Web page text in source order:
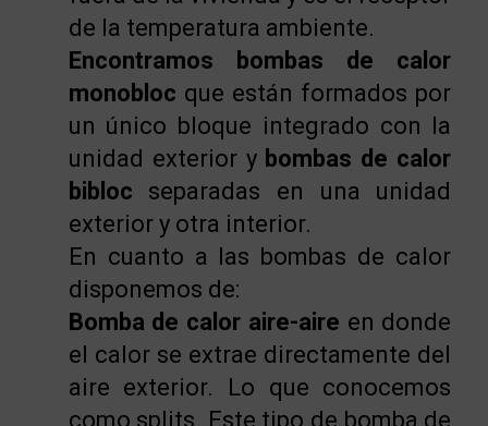
de la temperatura ambiente.
Encontramos bombas de calor
monobloc que están formados por
un único bloque integrado con la
unidad exterior y bombas de calor
bibloc separadas en una unidad
exterior y otra interior.
En cuanto a las bombas de calor
disponemos de:
Bomba de calor aire-aire en donde
el calor se extrae directamente del
aire exterior. Lo que conocemos
como splits. Este tipo de bomba de